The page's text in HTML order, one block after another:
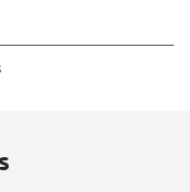
min por ⁦$10⁩